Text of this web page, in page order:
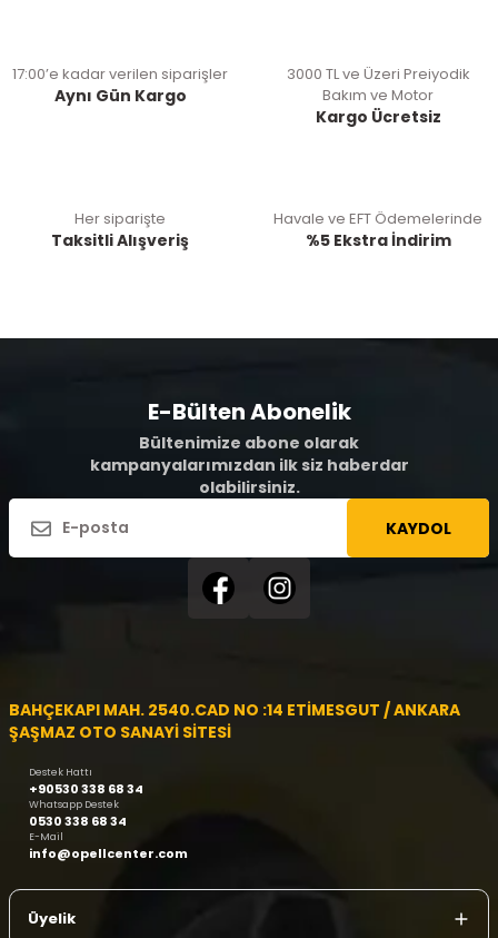
17:00’e kadar verilen siparişler
Aynı Gün Kargo
3000 TL ve Üzeri Preiyodik
Bakım ve Motor
Kargo Ücretsiz
Her siparişte
Taksitli Alışveriş
Havale ve EFT Ödemelerinde
%5 Ekstra İndirim
E-Bülten Abonelik
Bültenimize abone olarak
kampanyalarımızdan ilk siz haberdar
olabilirsiniz.
KAYDOL
BAHÇEKAPI MAH. 2540.CAD NO :14 ETİMESGUT / ANKARA
ŞAŞMAZ OTO SANAYİ SİTESİ
Destek Hattı
+90530 338 68 34
Whatsapp Destek
0530 338 68 34
E-Mail
info@opellcenter.com
Üyelik